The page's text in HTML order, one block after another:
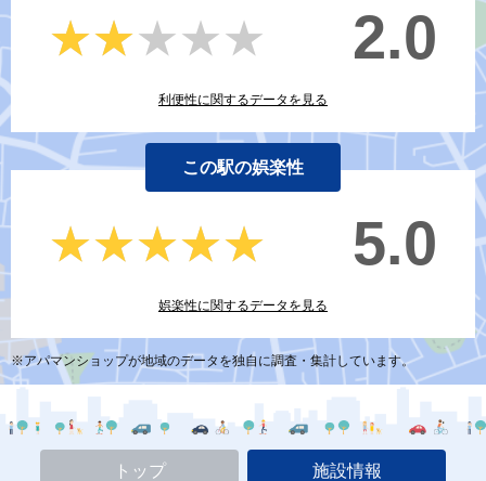
★★★★★
★★★★★ 2.0
利便性に関するデータを見る
この駅の娯楽性
★★★★★
★★★★★ 5.0
娯楽性に関するデータを見る
※アパマンショップが地域のデータを独自に調査・集計しています。
トップ 施設情報